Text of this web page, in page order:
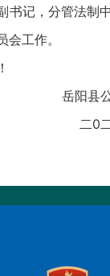
书记，分管法制
会工作。
岳阳县
二0